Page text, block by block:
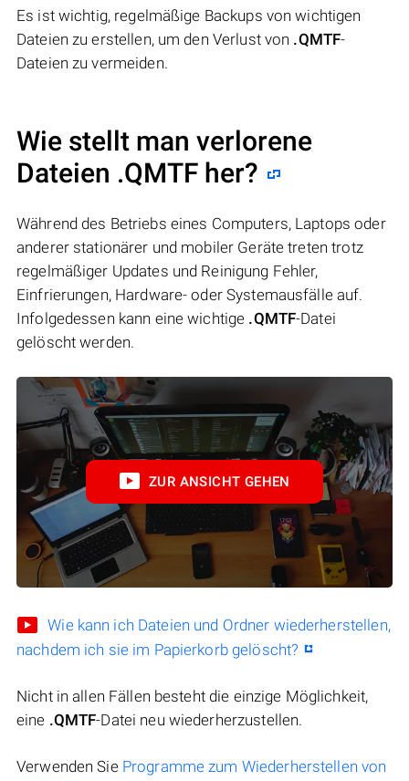
Es ist wichtig, regelmäßige Backups von wichtigen
Dateien zu erstellen, um den Verlust von .QMTF-
Dateien zu vermeiden.
Wie stellt man verlorene
Dateien .QMTF her?
Während des Betriebs eines Computers, Laptops oder
anderer stationärer und mobiler Geräte treten trotz
regelmäßiger Updates und Reinigung Fehler,
Einfrierungen, Hardware- oder Systemausfälle auf.
Infolgedessen kann eine wichtige .QMTF-Datei
gelöscht werden.
ZUR ANSICHT GEHEN
Wie kann ich Dateien und Ordner wiederherstellen,
nachdem ich sie im Papierkorb gelöscht?
Nicht in allen Fällen besteht die einzige Möglichkeit,
eine .QMTF-Datei neu wiederherzustellen.
Verwenden Sie Programme zum Wiederherstellen von